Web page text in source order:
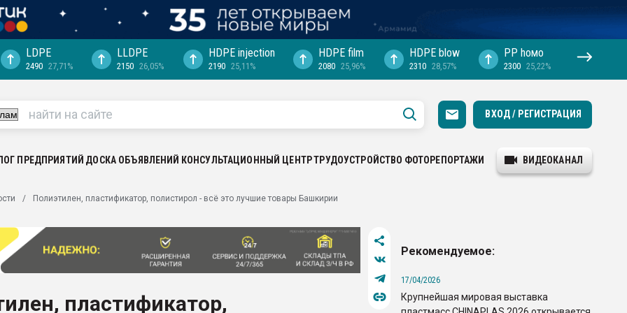
выходит на
рынке
LDPE
2490 27,71%
LLDPE
2150 26,05%
HDPE injection
2190 25,11%
HDPE film
2080 25,96%
HDPE blow
2310 28,57%
PP hомо
2300 25,22%
ВХОД / РЕГИСТРАЦИЯ
ПРЕДПРИЯТИЙ ДОСКА ОБЪЯВЛЕНИЙ КОНСУЛЬТАЦИОННЫЙ ЦЕНТРТРУДОУСТРОЙСТВО ФОТОРЕПОРТАЖИ ВИДЕОКАНАЛ
Полиэтилен, пластификатор, полистирол - всё это лучшие товары Башкирии
пластификатор,
Рекомендуемое:
17/04/2026
Крупнейшая мировая выставка